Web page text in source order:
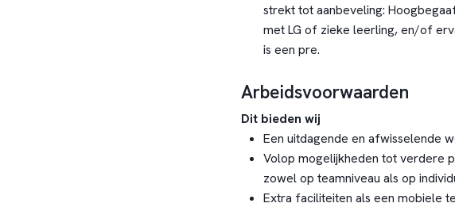
strekt tot aanbeveling:
met LG of zieke leerling, en/of
is een pre.
Arbeidsvoorwaarden
Dit bieden wij
Een uitdagende en afwisselende
Volop mogelijkheden tot verdere
zowel op teamniveau als op
Extra faciliteiten als een mobiele